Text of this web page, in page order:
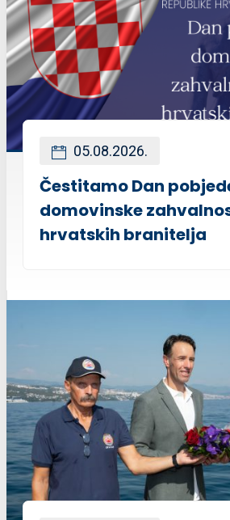
05.08.2026.
Čestitamo Dan
domovinske
hrvatskih branitelja